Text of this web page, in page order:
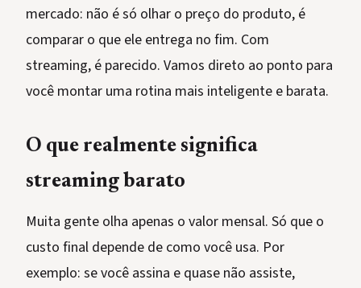
mercado: não é só olhar o preço do produto, é
comparar o que ele entrega no fim. Com
streaming, é parecido. Vamos direto ao ponto para
você montar uma rotina mais inteligente e barata.
O que realmente significa
streaming barato
Muita gente olha apenas o valor mensal. Só que o
custo final depende de como você usa. Por
exemplo: se você assina e quase não assiste,